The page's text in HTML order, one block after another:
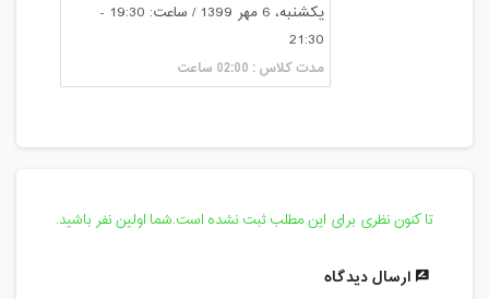
یکشنبه، 6 مهر 1399 / ساعت: 19:30 -
21:30
مدت کلاس : 02:00 ساعت
تا کنون نظری برای این مطلب ثبت نشده است.شما اولین نفر باشید.
ارسال دیدگاه